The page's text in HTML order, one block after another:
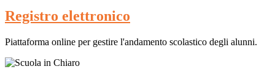
Registro elettronico
Piattaforma online per gestire l'andamento scolastico degli alunni.